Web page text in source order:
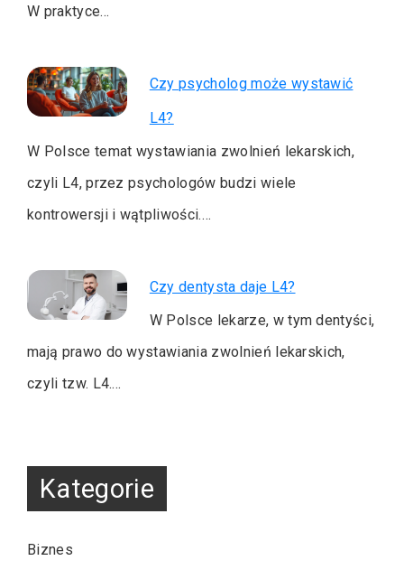
W praktyce…
Czy psycholog może wystawić
L4?
W Polsce temat wystawiania zwolnień lekarskich,
czyli L4, przez psychologów budzi wiele
kontrowersji i wątpliwości.…
Czy dentysta daje L4?
W Polsce lekarze, w tym dentyści,
mają prawo do wystawiania zwolnień lekarskich,
czyli tzw. L4.…
Kategorie
Biznes